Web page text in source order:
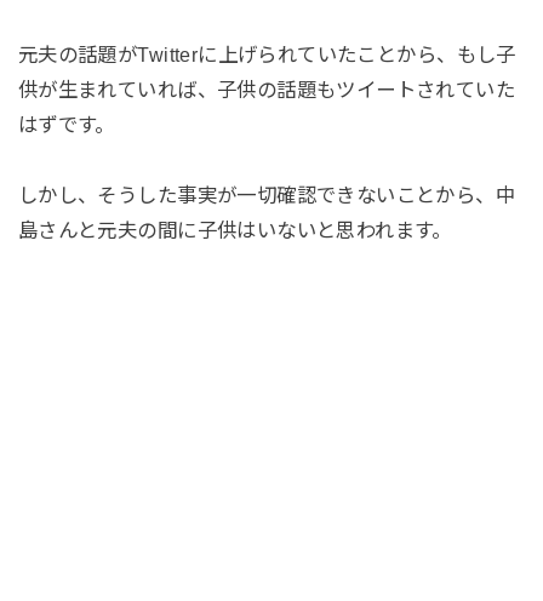
元夫の話題がTwitterに上げられていたことから、もし子
供が生まれていれば、子供の話題もツイートされていた
はずです。
しかし、そうした事実が一切確認できないことから、中
島さんと元夫の間に子供はいないと思われます。